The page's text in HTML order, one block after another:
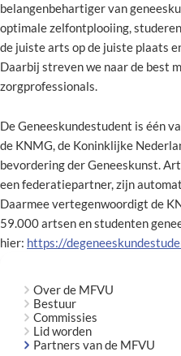
belangenbehartiger van
optimale zelfontplooiing,
de juiste arts op de juiste plaats
Daarbij streven we naar de best
zorgprofessionals.
De Geneeskundestudent is één
de KNMG, de Koninklijke
bevordering der Geneeskunst.
een federatiepartner, zijn
Daarmee vertegenwoordigt de
59.000 artsen en studenten
hier: https://
Over de MFVU
Bestuur
Commissies
Lid worden
Partners van de MFVU